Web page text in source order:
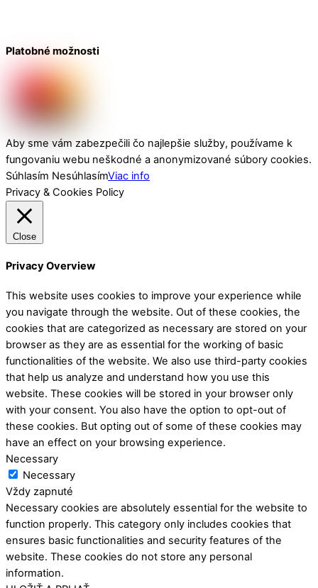
Platobné možnosti
Aby sme vám zabezpečili čo najlepšie služby, používame k
fungovaniu webu neškodné a anonymizované súbory cookies.
Súhlasím NesúhlasímViac info
Privacy & Cookies Policy
Close
Privacy Overview
This website uses cookies to improve your experience while
you navigate through the website. Out of these cookies, the
cookies that are categorized as necessary are stored on your
browser as they are as essential for the working of basic
functionalities of the website. We also use third-party cookies
that help us analyze and understand how you use this
website. These cookies will be stored in your browser only
with your consent. You also have the option to opt-out of
these cookies. But opting out of some of these cookies may
have an effect on your browsing experience.
Necessary
Necessary
Vždy zapnuté
Necessary cookies are absolutely essential for the website to
function properly. This category only includes cookies that
ensures basic functionalities and security features of the
website. These cookies do not store any personal
information.